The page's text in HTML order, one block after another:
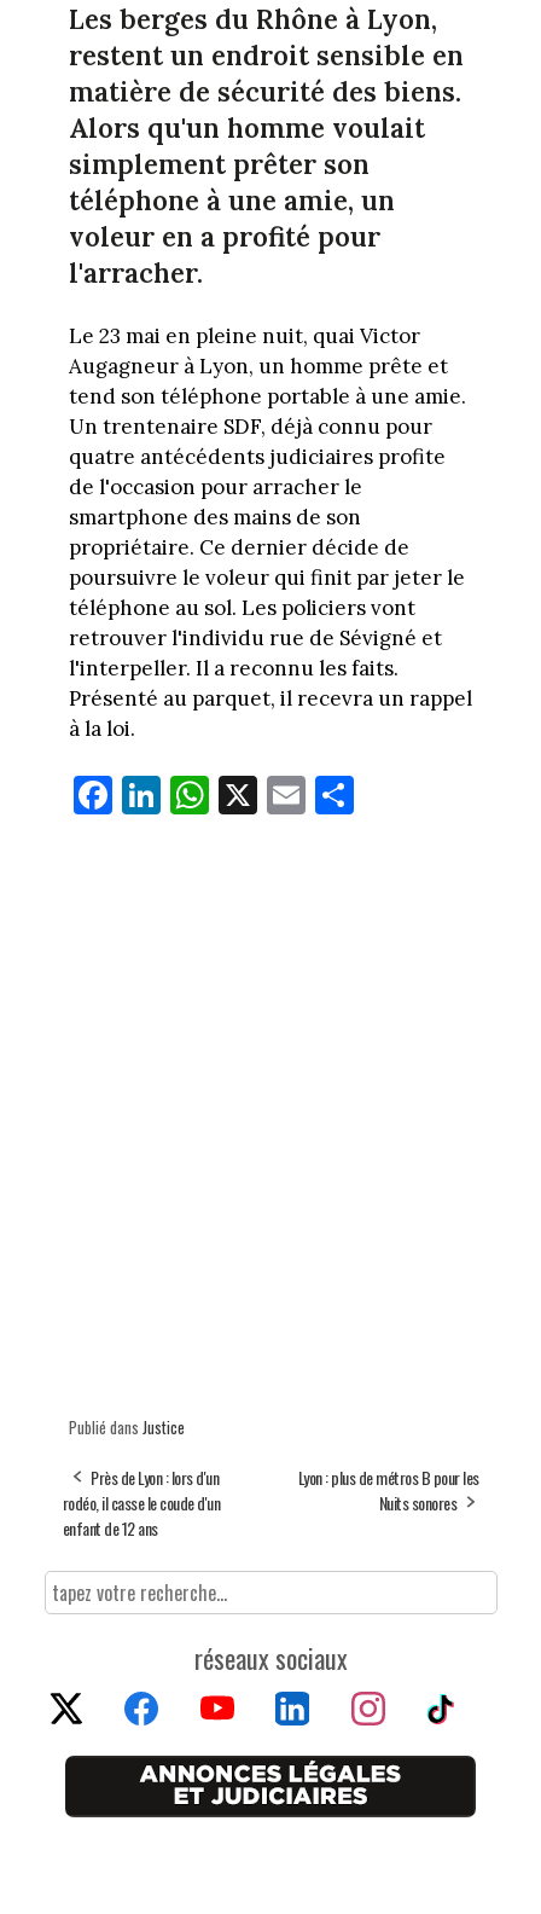
Les berges du Rhône à Lyon,
restent un endroit sensible en
matière de sécurité des biens.
Alors qu'un homme voulait
simplement prêter son
téléphone à une amie, un
voleur en a profité pour
l'arracher.
Le 23 mai en pleine nuit, quai Victor
Augagneur à Lyon, un homme prête et
tend son téléphone portable à une amie.
Un trentenaire SDF, déjà connu pour
quatre antécédents judiciaires profite
de l'occasion pour arracher le
smartphone des mains de son
propriétaire. Ce dernier décide de
poursuivre le voleur qui finit par jeter le
téléphone au sol. Les policiers vont
retrouver l'individu rue de Sévigné et
l'interpeller. Il a reconnu les faits.
Présenté au parquet, il recevra un rappel
à la loi.
Fa
ce
Li
nk
W
ha
X E
m
Pa
rt
Publié dans Justice
Près de Lyon : lors d'un
rodéo, il casse le coude d'un
enfant de 12 ans
Lyon : plus de métros B pour les
Nuits sonores
réseaux sociaux